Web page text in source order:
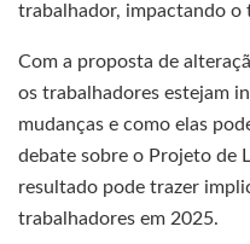
trabalhador, impactando o
Com a proposta de
os trabalhadores estejam
mudanças e como elas
debate sobre o Projeto de
resultado pode trazer
trabalhadores em 2025.